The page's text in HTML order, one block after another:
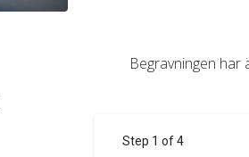
Begravningen har